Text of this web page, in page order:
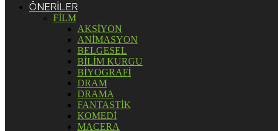
ÖNERİLER
FİLM
AKSİYON
ANİMASYON
BELGESEL
BİLİM KURGU
BİYOGRAFİ
DRAM
DRAMA
FANTASTİK
KOMEDİ
MACERA